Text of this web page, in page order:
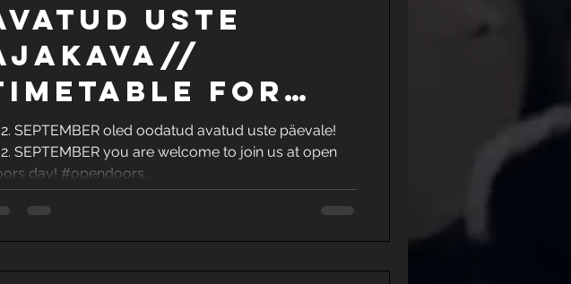
USTE
for
DOORS
SEPTEMBER oled oodatud avatud uste päevale!
SEPTEMBER you are welcome to join us at open
day! #opendoors...